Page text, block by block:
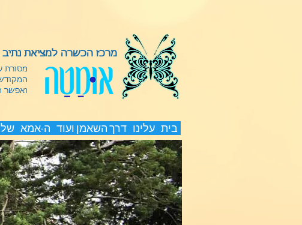
מרכז הכשרה למציאת
מסורת
ואפשר
ה-אמא דרך השאמן ועוד עלינו בית